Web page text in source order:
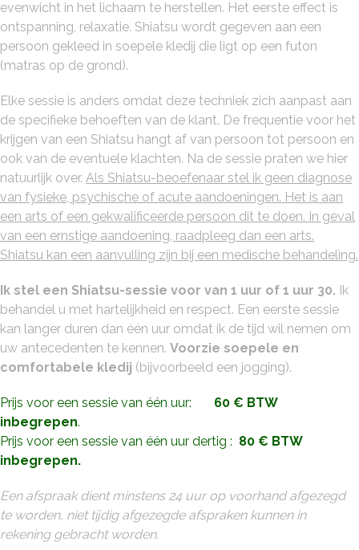
evenwicht in het lichaam te herstellen. Het eerste effect is
ontspanning, relaxatie. Shiatsu wordt gegeven aan een
persoon gekleed in soepele kledij die ligt op een futon
(matras op de grond).
Elke sessie is anders omdat deze techniek zich aanpast aan
de specifieke behoeften van de klant. De frequentie voor het
krijgen van een Shiatsu hangt af van persoon tot persoon en
ook van de eventuele klachten. Na de sessie praten we hier
natuurlijk over. Als Shiatsu-beoefenaar stel ik geen diagnose
van fysieke, psychische of acute aandoeningen. Het is aan
een arts of een gekwalificeerde persoon dit te doen. In geval
van een ernstige aandoening, raadpleeg dan een arts.
Shiatsu kan een aanvulling zijn bij een medische behandeling.
Ik stel een Shiatsu-sessie voor van 1 uur of 1 uur 30. Ik
behandel u met hartelijkheid en respect. Een eerste sessie
kan langer duren dan één uur omdat ik de tijd wil nemen om
uw antecedenten te kennen. Voorzie soepele en
comfortabele kledij (bijvoorbeeld een jogging).
Prijs voor een sessie van één uur: 60 € BTW
inbegrepen.
Prijs voor een sessie van één uur dertig : 80 € BTW
inbegrepen.
Een afspraak dient minstens 24 uur op voorhand afgezegd
te worden, niet tijdig afgezegde afspraken kunnen in
rekening gebracht worden.